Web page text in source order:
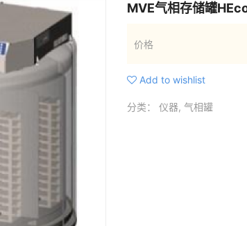
MVE气相存储罐
价格
Add to wishlist
分类： 仪器, 气相罐